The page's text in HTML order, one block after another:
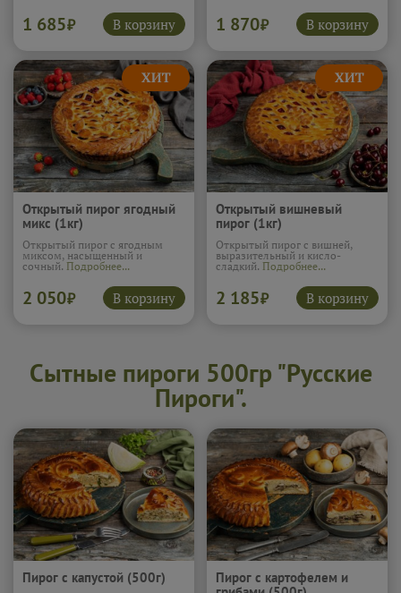
1 685₽ В корзину 1 870₽ В корзину
Открытый пирог ягодный
микс (1кг)
Открытый пирог с ягодным
миксом, насыщенный и
сочный. Подробнее...
2 050₽ В корзину
Открытый вишневый
пирог (1кг)
Открытый пирог с вишней,
выразительный и кисло-
сладкий. Подробнее...
2 185₽ В корзину
Сытные пироги 500гр "Русские
Пироги".
Пирог с капустой (500г)
Пирог с картофелем и